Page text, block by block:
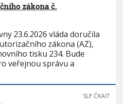
zákona č.
23.6.2026 vláda doručila
zákona (AZ),
tisku 234. Bude
veřejnou správu a
SLP ČKAIT